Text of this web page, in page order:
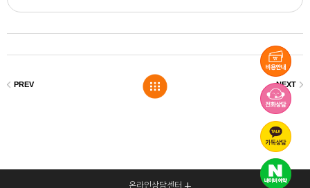
온라인상담센터